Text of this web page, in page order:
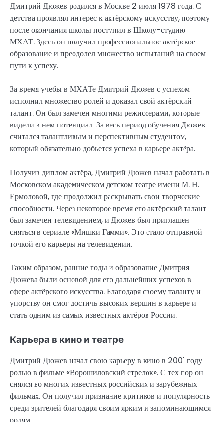
Дмитрий Дюжев родился в Москве 2 июля 1978 года. С
детства проявлял интерес к актёрскому искусству, поэтому
после окончания школы поступил в Школу-студию
МХАТ. Здесь он получил профессиональное актёрское
образование и преодолел множество испытаний на своем
пути к успеху.
За время учебы в МХАТе Дмитрий Дюжев с успехом
исполнил множество ролей и доказал свой актёрский
талант. Он был замечен многими режиссерами, которые
видели в нем потенциал. За весь период обучения Дюжев
считался талантливым и перспективным студентом,
который обязательно добьется успеха в карьере актёра.
Получив диплом актёра, Дмитрий Дюжев начал работать в
Московском академическом детском театре имени М. Н.
Ермоловой, где продолжил раскрывать свои творческие
способности. Через некоторое время его актёрский талант
был замечен телевидением, и Дюжев был приглашен
сняться в сериале «Мишки Гамми». Это стало отправной
точкой его карьеры на телевидении.
Таким образом, ранние годы и образование Дмитрия
Дюжева были основой для его дальнейших успехов в
сфере актёрского искусства. Благодаря своему таланту и
упорству он смог достичь высоких вершин в карьере и
стать одним из самых известных актёров России.
Карьера в кино и театре
Дмитрий Дюжев начал свою карьеру в кино в 2001 году
ролью в фильме «Ворошиловский стрелок». С тех пор он
снялся во многих известных российских и зарубежных
фильмах. Он получил признание критиков и популярность
среди зрителей благодаря своим ярким и запоминающимся
ролям.